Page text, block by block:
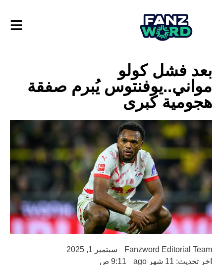
بعد فشل كولو
مواني..يوفنتوس يُبرم صفقة
هجومية كبرى
Fanzword Editorial Team
سبتمبر 1, 2025
اخر تحديث: 11 شهر ago
9:11 ص